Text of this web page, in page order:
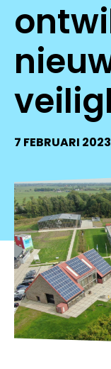
7 FEBRUARI 2023